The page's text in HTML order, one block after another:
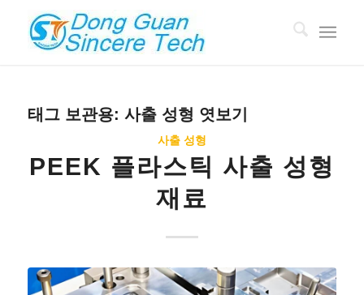
태그 보관용: 사출 성형 엿보기
사출 성형
PEEK 플라스틱 사출 성형
재료